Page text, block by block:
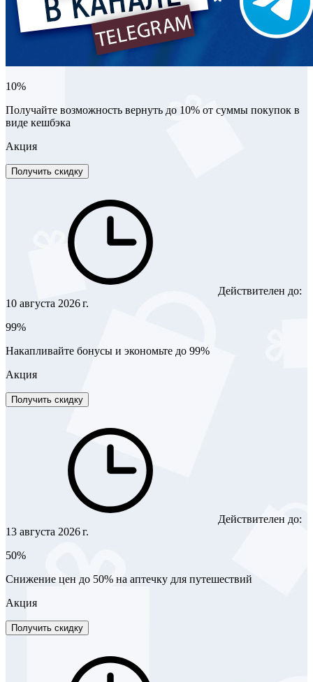
10%
Получайте возможность вернуть до 10% от суммы покупок в
виде кешбэка
Акция
Получить скидку
Действителен до:
10 августа 2026 г.
99%
Накапливайте бонусы и экономьте до 99%
Акция
Получить скидку
Действителен до:
13 августа 2026 г.
50%
Снижение цен до 50% на аптечку для путешествий
Акция
Получить скидку